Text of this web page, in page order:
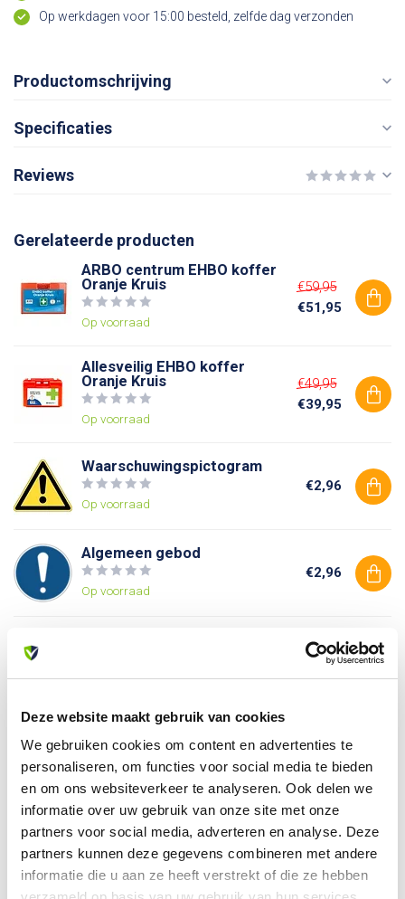
Deze website maakt gebruik van cookies
We gebruiken cookies om content en advertenties te
personaliseren, om functies voor social media te bieden
en om ons websiteverkeer te analyseren. Ook delen we
informatie over uw gebruik van onze site met onze
partners voor social media, adverteren en analyse. Deze
partners kunnen deze gegevens combineren met andere
informatie die u aan ze heeft verstrekt of die ze hebben
Op werkdagen voor 15:00 besteld, zelfde dag verzonden
Productomschrijving
Specificaties
Reviews
Gerelateerde producten
ARBO centrum EHBO koffer
Oranje Kruis
Op voorraad
€59,95
€51,95
Allesveilig EHBO koffer
Oranje Kruis
Op voorraad
€49,95
€39,95
Waarschuwingspictogram
Op voorraad
€2,96
Algemeen gebod
Op voorraad
€2,96
€2,96
Heb je vragen over dit product?
Of heb je hulp nodig bij je bestelling? Neem contact op
met onze klantenservice. We helpen je graag verder!
info@allesveilig.nl
+31 (0) 6 82095086